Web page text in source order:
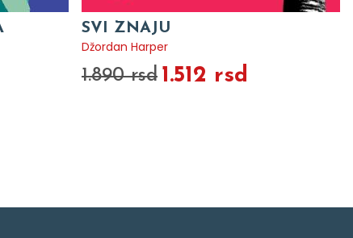
SVI ZNAJU
Džordan Harper
1.890 rsd 1.512 rsd